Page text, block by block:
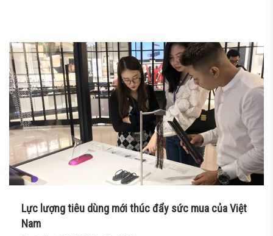
Lực lượng tiêu dùng mới thúc đẩy sức mua của Việt
Nam